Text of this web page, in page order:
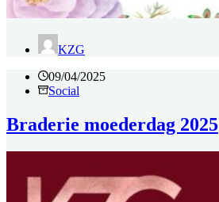
KZG
09/04/2025
Social
Braderie moederdag 2025